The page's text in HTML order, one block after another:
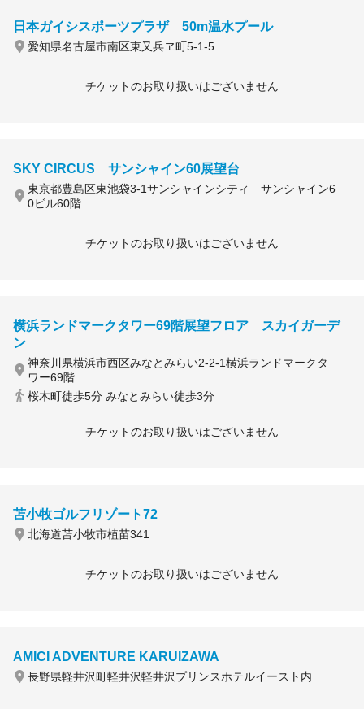
日本ガイシスポーツプラザ 50m温水プール
愛知県名古屋市南区東又兵ヱ町5-1-5
チケットのお取り扱いはございません
SKY CIRCUS サンシャイン60展望台
東京都豊島区東池袋3-1サンシャインシティ サンシャイン6
0ビル60階
チケットのお取り扱いはございません
横浜ランドマークタワー69階展望フロア スカイガーデ
ン
神奈川県横浜市西区みなとみらい2-2-1横浜ランドマークタ
ワー69階
桜木町徒歩5分 みなとみらい徒歩3分
チケットのお取り扱いはございません
苫小牧ゴルフリゾート72
北海道苫小牧市植苗341
チケットのお取り扱いはございません
AMICI ADVENTURE KARUIZAWA
長野県軽井沢町軽井沢軽井沢プリンスホテルイースト内